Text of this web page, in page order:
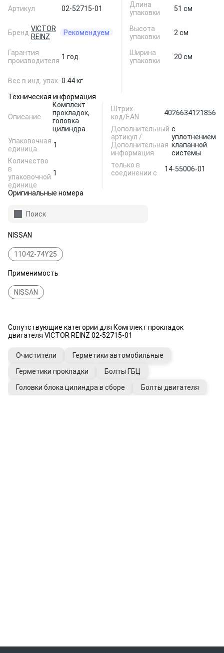
Артикул
02-52715-01
Бренд VICTOR
REINZ
Рекомендуем
Гарантия
производителя 1 год
Вес в инд. упак. 0.44 кг
Длина
упаковки
51 см
Высота
упаковки
2 см
Ширина
упаковки
20 см
Техническая информация
Описание
Комплект
прокладок,
головка
цилиндра
Упаковочная
единица
1
Количество
в
упаковочной
единице
1
Штрих-
код/EAN
4026634121856
Дополнительный
артикул /
Дополнительная
информация
с
уплотнением
клапанной
системы
только в
соединении с
14-55006-01
Оригинальные номера
Поиск
NISSAN
11042-74Y25
Применимость
NISSAN
Сопутствующие категории для Комплект прокладок
двигателя VICTOR REINZ 02-52715-01
Очистители
Герметики автомобильные
Герметики прокладки
Болты ГБЦ
Головки блока цилиндра в сборе
Болты двигателя